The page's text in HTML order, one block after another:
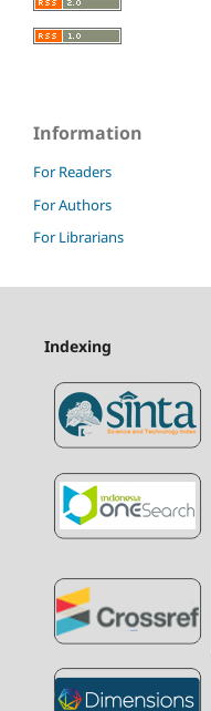
Information
For Readers
For Authors
For Librarians
Indexing